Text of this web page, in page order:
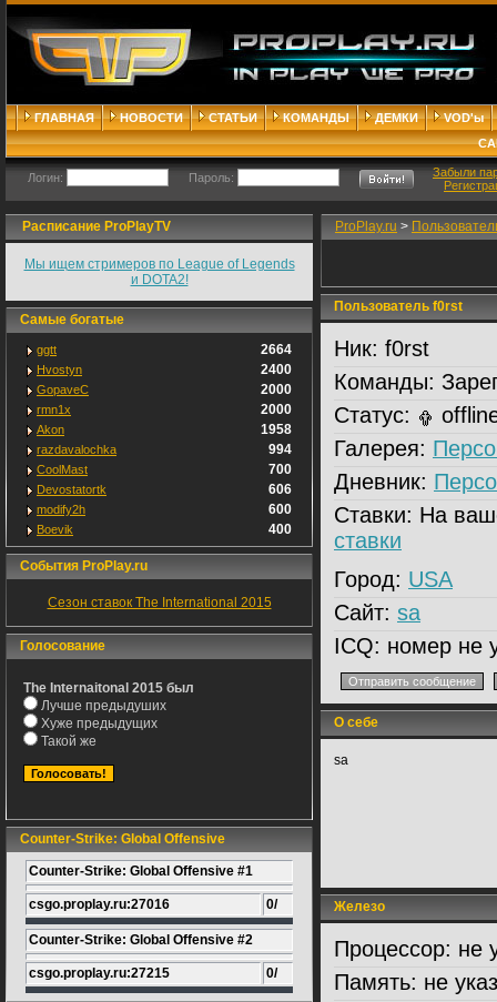
ГЛАВНАЯ НОВОСТИ СТАТЬИ КОМАНДЫ ДЕМКИ
VOD'ы
Логин: Пароль:
Забыли
Расписание ProPlayTV
Мы ищем стримеров по League of Legends
и DOTA2!
Самые богатые
ggtt 2664
Hvostyn 2400
GopaveC 2000
rmn1x 2000
Akon 1958
razdavalochka 994
CoolMast 700
Devostatortk 606
modify2h 600
Boevik 400
События ProPlay.ru
Сезон ставок The International 2015
Голосование
The Internaitonal 2015 был
Лучше предыдуших
Хуже предыдущих
Такой же
Counter-Strike: Global Offensive
Counter-Strike: Global Offensive #1
csgo.proplay.ru:27016 0/
Counter-Strike: Global Offensive #2
csgo.proplay.ru:27215 0/
ProPlay.ru >
Пользователь f0rst
Ник: f0rst
Команды:
Статус:
Галерея:
Дневник:
Ставки: На
ставки
Город: USA
Сайт: sa
ICQ: номер не
О себе
sa
Железо
Процессор: не
Память: не